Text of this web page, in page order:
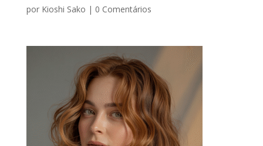
por Kioshi Sako | 0 Comentários